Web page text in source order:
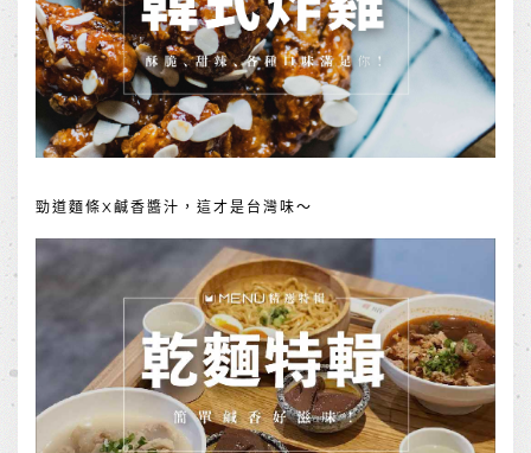
勁道麵條X鹹香醬汁，這才是台灣味～